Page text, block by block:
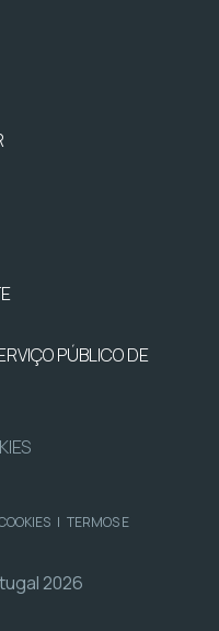
PÚBLICO DE
| TERMOS E
2026